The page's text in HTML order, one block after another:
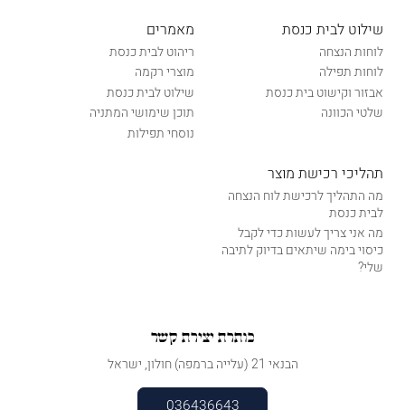
שילוט לבית כנסת
לוחות הנצחה
לוחות תפילה
אבזור וקישוט בית כנסת
שלטי הכוונה
מאמרים
ריהוט לבית כנסת
מוצרי רקמה
שילוט לבית כנסת
תוכן שימושי המתניה
נוסחי תפילות
תהליכי רכישת מוצר
מה התהליך לרכישת לוח הנצחה
לבית כנסת
מה אני צריך לעשות כדי לקבל
כיסוי בימה שיתאים בדיוק לתיבה
שלי?
כותרת יצירת קשר
הבנאי 21 (עלייה ברמפה) חולון, ישראל
036436643